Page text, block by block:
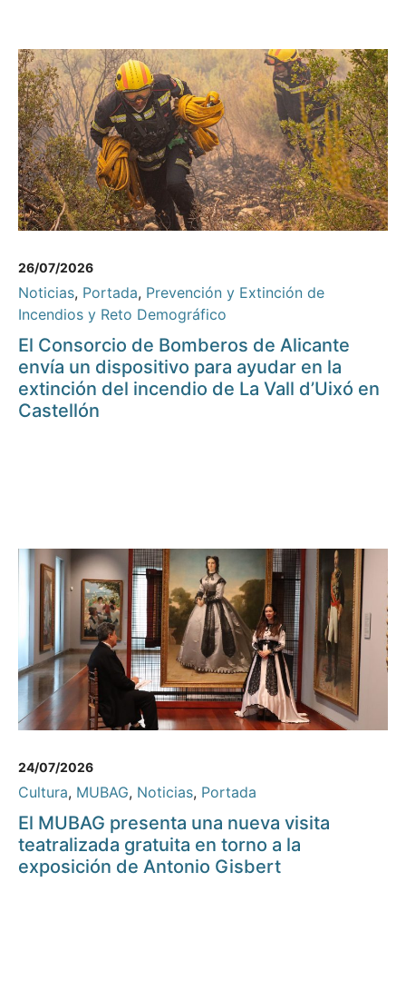
26/07/2026
Noticias, Portada, Prevención y Extinción de
Incendios y Reto Demográfico
El Consorcio de Bomberos de Alicante
envía un dispositivo para ayudar en la
extinción del incendio de La Vall d’Uixó en
Castellón
24/07/2026
Cultura, MUBAG, Noticias, Portada
El MUBAG presenta una nueva visita
teatralizada gratuita en torno a la
exposición de Antonio Gisbert